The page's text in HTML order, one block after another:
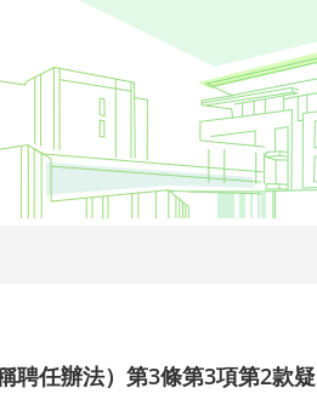
聘任辦法）第3條第3項第2款疑